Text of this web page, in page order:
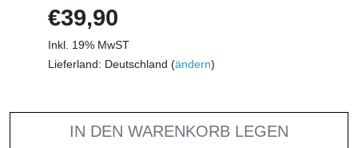
€39,90
Inkl. 19% MwST
Lieferland: Deutschland (ändern)
IN DEN WARENKORB LEGEN